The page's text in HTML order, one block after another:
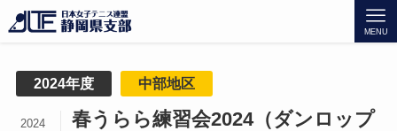
MENU
2024年度 中部地区
春うらら練習会2024（ダンロップ
2024